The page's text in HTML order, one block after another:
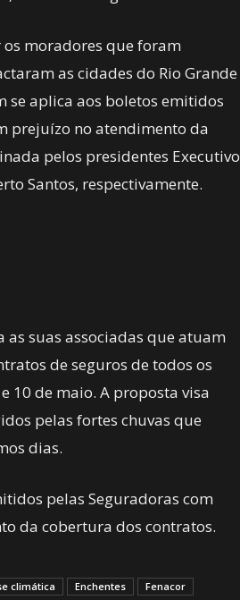
os moradores que foram
as cidades do Rio Grande
se aplica aos boletos emitidos
prejuízo no atendimento da
pelos presidentes Executivo
Santos, respectivamente.
as suas associadas que atuam
de seguros de todos os
10 de maio. A proposta visa
pelas fortes chuvas que
dias.
pelas Seguradoras com
da cobertura dos contratos.
climática Enchentes
Fenacor